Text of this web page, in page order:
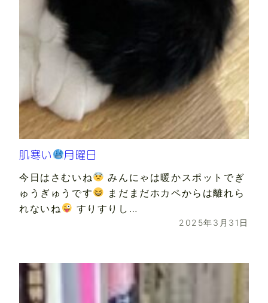
肌寒い 月曜日
今日はさむいね
みんにゃは暖かスポットでぎ
ゅうぎゅうです
まだまだホカペからは離れら
れないね
すりすりし…
2025年3月31日